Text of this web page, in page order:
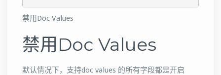
禁用Doc Values
禁用Doc Values
默认情况下，支持doc values 的所有字段都是开启